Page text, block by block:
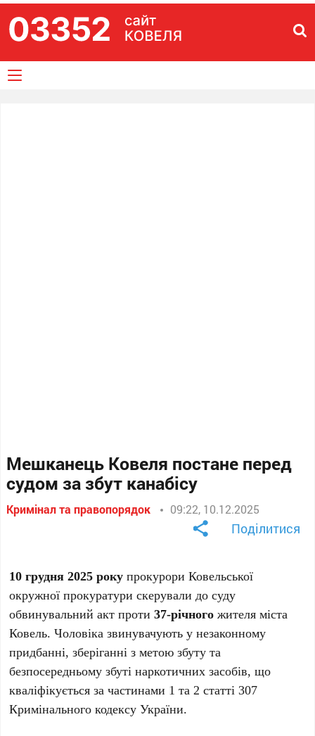
Мешканець Ковеля постане перед
судом за збут канабісу
Кримінал та правопорядок 09:22, 10.12.2025
Поділитися
10 грудня 2025 року прокурори Ковельської
окружної прокуратури скерували до суду
обвинувальний акт проти37-річного жителя міста
Ковель. Чоловіка звинувачують у незаконному
придбанні, зберіганні з метою збуту та
безпосередньому збуті наркотичних засобів, що
кваліфікується за частинами 1 та 2 статті 307
Кримінального кодексу України.